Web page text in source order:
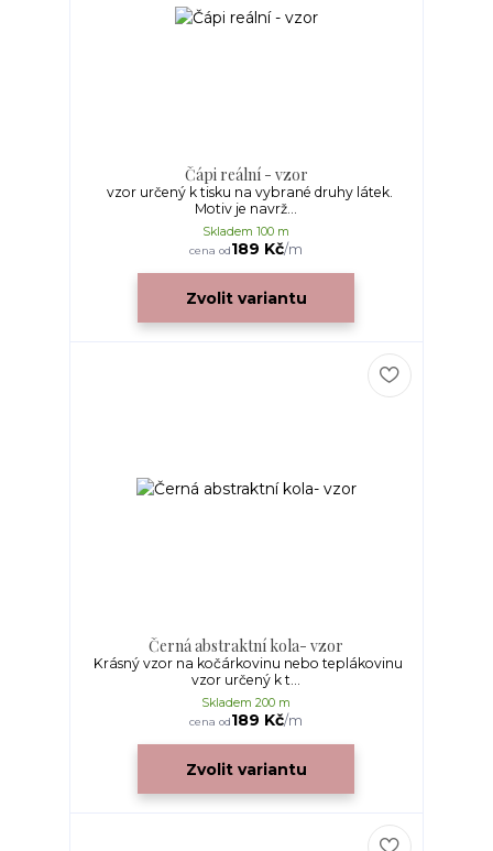
Čápi reální - vzor
vzor určený k tisku na vybrané druhy látek.
Motiv je navrž...
cena od189 Kč/m
Skladem 100 m
Zvolit variantu
Černá abstraktní kola- vzor
Krásný vzor na kočárkovinu nebo teplákovinu
vzor určený k t...
cena od189 Kč/m
Skladem 200 m
Zvolit variantu